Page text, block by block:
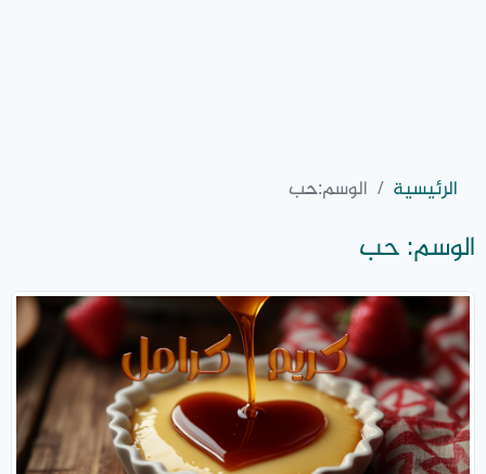
الرئيسية الوسم:حب
الوسم:حب